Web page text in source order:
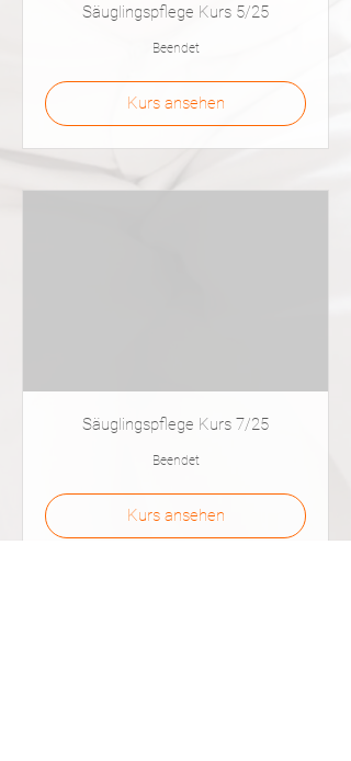
Säuglingspflege Kurs 5/25
Beendet
Kurs ansehen
Säuglingspflege Kurs 7/25
Beendet
Kurs ansehen